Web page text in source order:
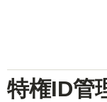
特権ID管